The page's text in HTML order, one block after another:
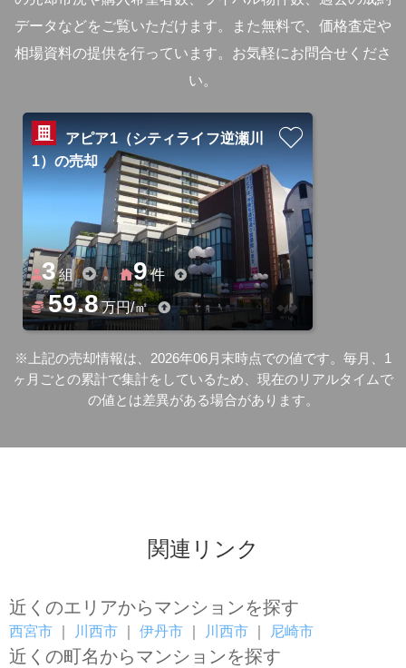
データなどをご覧いただけます。
また無料で、価格査定や
相場資料の提供を行っています。お気軽にお問合せくださ
い。
アピア1（シティライフ逆瀬川
1）の売却
3組 9件
59.8万円/㎡
※上記の売却情報は、2026年06月末時点での値です。毎月、1
ヶ月ごとの累計で集計をしているため、現在のリアルタイムで
の値とは差異がある場合があります。
関連リンク
近くのエリアからマンションを探す
西宮市 川西市 伊丹市 川西市 尼崎市
近くの町名からマンションを探す